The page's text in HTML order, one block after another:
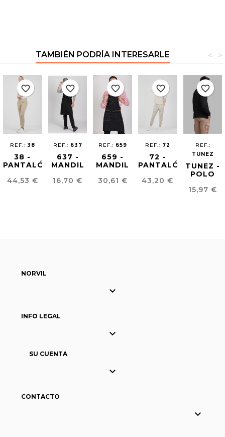
TAMBIÉN PODRÍA INTERESARLE >
<
REF.: 38
38 -
PANTALÓN
UNISEX
Precio
44,53 €
favorite_border
REF.: 637
637 -
MANDIL
ROAD
Precio
16,70 €
favorite_border
REF.: 659
659 -
MANDIL
Precio
30,61 €
favorite_border
REF.: 72
72 -
PANTALÓN
FLUÍDO
Precio
43,20 €
favorite_border
REF.:
TUNEZ
TUNEZ -
POLO
UNISEX
Precio
15,97 €
favorite_border
NORVIL

INFO LEGAL

SU CUENTA

CONTACTO
